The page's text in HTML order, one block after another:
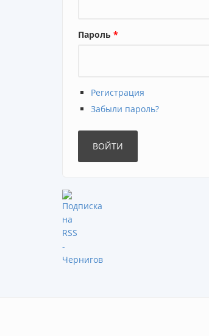
Пароль *
Регистрация
Забыли пароль?